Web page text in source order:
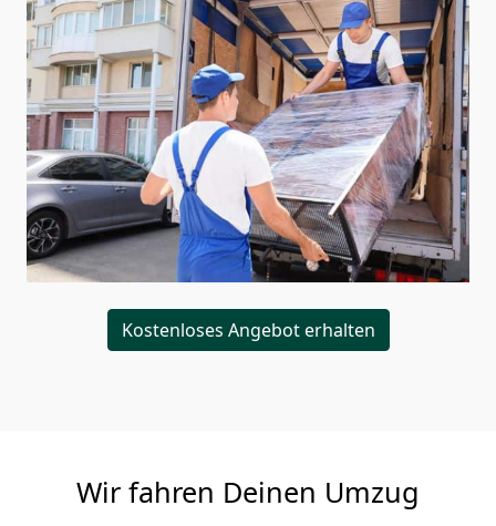
Kostenloses Angebot erhalten
Wir fahren Deinen Umzug